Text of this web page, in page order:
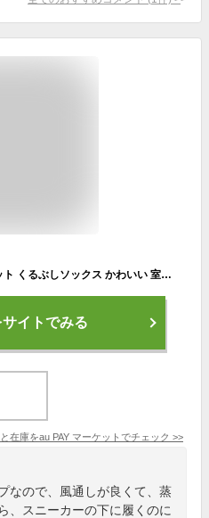
送料無料 靴下 レディース 5足セット くるぶしソックス かわいい 室内 スニーカーソックス 女性用 通学 脱げにくい 夏用 通勤 おしゃれ
イトでみる
在庫をau PAY マーケット でチェック >>
なので、風通しが良くて、蒸
、スニーカーの下に履くのに